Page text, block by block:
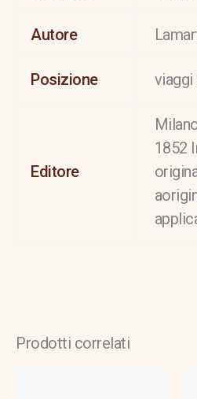
Autore
Posizione viaggi
Editore
1852
Prodotti correlati